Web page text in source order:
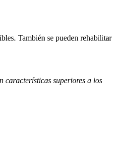
También se pueden rehabilitar
características superiores a los